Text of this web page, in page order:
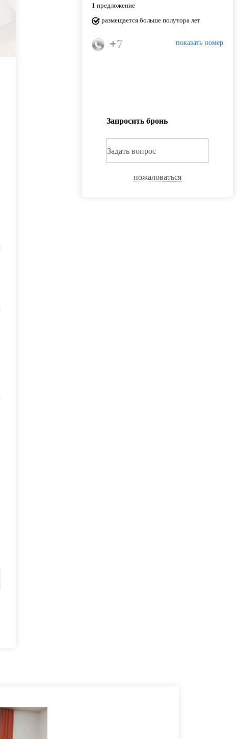
1 предложение
размещается больше полутора лет
показать номер
+7 (960) 350-76-66
Запросить бронь
Задать вопрос
пожаловаться